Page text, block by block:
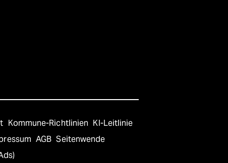
Kommune-Richtlinien KI-Leitlinie
AGB Seitenwende